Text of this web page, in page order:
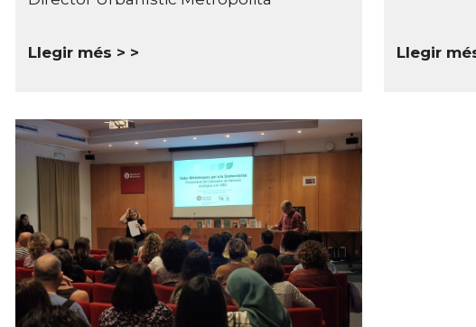
Llegir més > Llegir